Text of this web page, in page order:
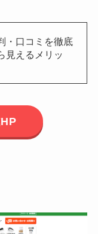
・口コミを徹底
見えるメリッ